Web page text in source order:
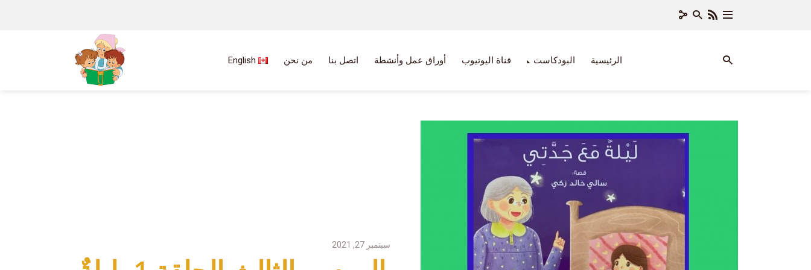
الرئيسية البودكاست قناة اليوتيوب أوراق عمل وأنشطة اتصل بنا من نحن English
سبتمبر 27, 2021